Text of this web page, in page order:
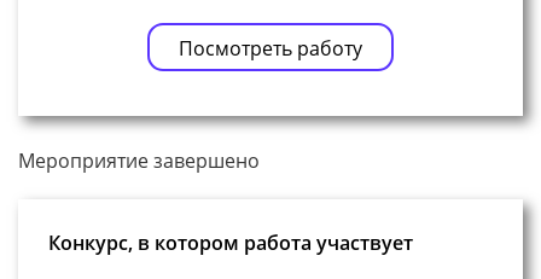
Посмотреть работу
Мероприятие завершено
Конкурс, в котором работа участвует